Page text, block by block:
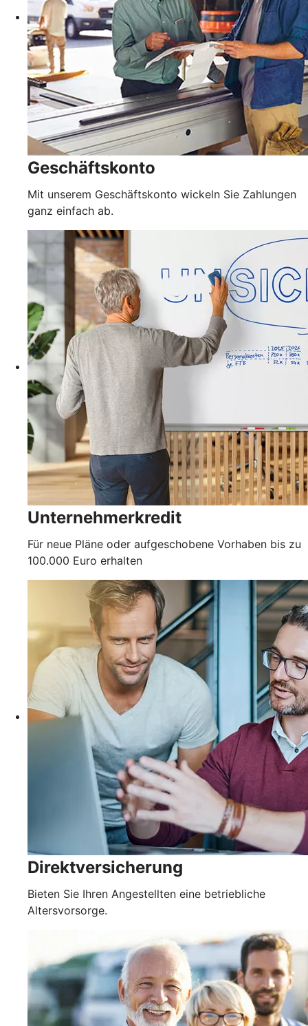
Geschäftskonto
Mit unserem Geschäftskonto wickeln Sie Zahlungen
ganz einfach ab.
Unternehmerkredit
Für neue Pläne oder aufgeschobene Vorhaben bis zu
100.000 Euro erhalten
Direktversicherung
Bieten Sie Ihren Angestellten eine betriebliche
Altersvorsorge.